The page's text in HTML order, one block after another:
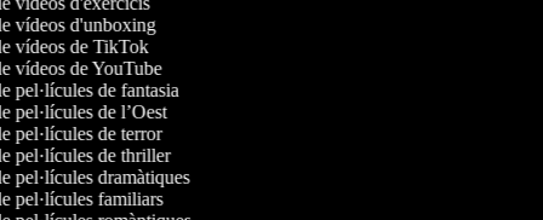
vídeos d'unboxing
vídeos de TikTok
vídeos de YouTube
pel·lícules de fantasia
pel·lícules de l’Oest
pel·lícules de terror
pel·lícules de thriller
pel·lícules dramàtiques
pel·lícules familiars